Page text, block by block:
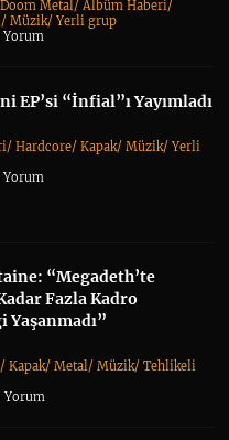
Doom Metal /Albüm Haberi/
/Müzik/Yerli grup
Yorum
EP’si “İnfial”ı Yayımladı
/Hardcore/Kapak/Müzik/Yerli
Yorum
“Megadeth’te
Fazla Kadro
/Kapak/Metal/Müzik/Tehlikeli
Yorum